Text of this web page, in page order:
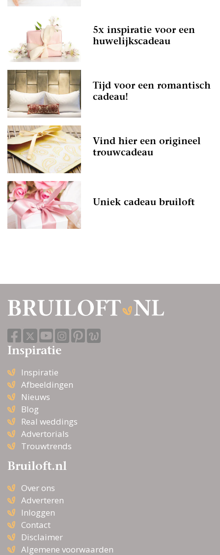
5x inspiratie voor een
huwelijkscadeau
Tijd voor een romantisch
cadeau!
Vind hier een origineel
trouwcadeau
Uniek cadeau bruiloft
Inspiratie
Inspiratie
Afbeeldingen
Nieuws
Blog
Real weddings
Advertorials
Trouwtrends
Bruiloft.nl
Over ons
Adverteren
Inloggen
Contact
Disclaimer
Algemene voorwaarden